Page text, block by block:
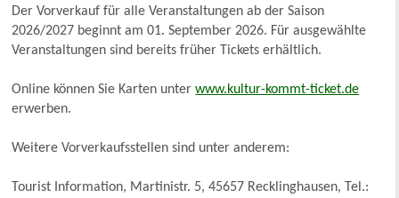
Der Vorverkauf für alle Veranstaltungen ab der Saison
2026/2027 beginnt am 01. September 2026. Für ausgewählte
Veranstaltungen sind bereits früher Tickets erhältlich.
Online können Sie Karten unterwww.kultur-kommt-ticket.de
erwerben.
Weitere Vorverkaufsstellen sind unter anderem:
Tourist Information, Martinistr. 5, 45657 Recklinghausen, Tel.: